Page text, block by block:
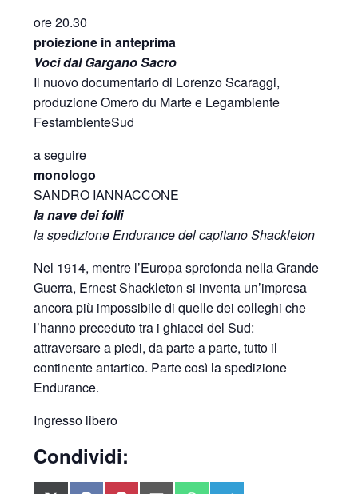
ore 20.30
proiezione in anteprima
Voci dal Gargano Sacro
Il nuovo documentario di Lorenzo Scaraggi,
produzione Omero du Marte e Legambiente
FestambienteSud
a seguire
monologo
SANDRO IANNACCONE
la nave dei folli
la spedizione Endurance del capitano Shackleton
Nel 1914, mentre l’Europa sprofonda nella Grande
Guerra, Ernest Shackleton si inventa un’impresa
ancora più impossibile di quelle dei colleghi che
l’hanno preceduto tra i ghiacci del Sud:
attraversare a piedi, da parte a parte, tutto il
continente antartico. Parte così la spedizione
Endurance.
Ingresso libero
Condividi: